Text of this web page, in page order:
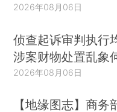
2026年08月06日
侦查起诉审判执行
涉案财物处置乱象
2026年08月06日
【地缘图志】商务